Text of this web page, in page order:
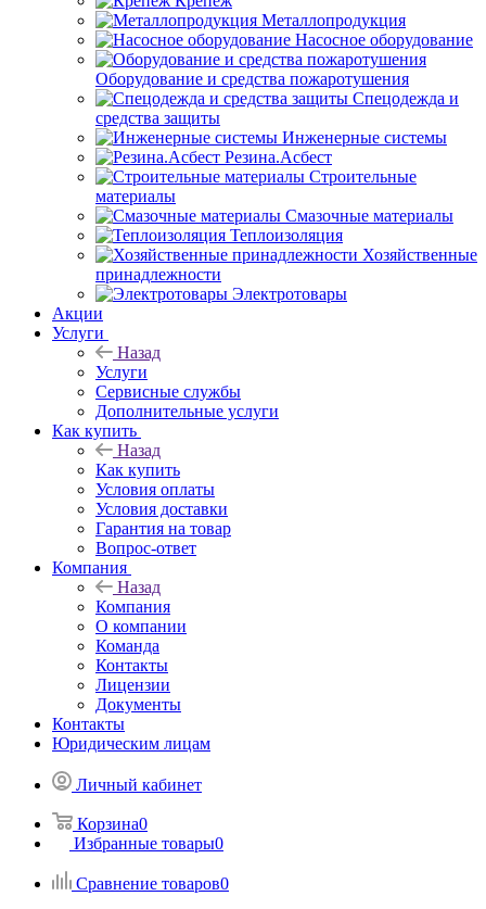
Металлопродукция
Насосное оборудование
Оборудование и средства пожаротушения
Спецодежда и
средства защиты
Инженерные системы
Резина.Асбест
Строительные
материалы
Смазочные материалы
Теплоизоляция
Хозяйственные
принадлежности
Электротовары
Акции
Услуги
Назад
Услуги
Сервисные службы
Дополнительные услуги
Как купить
Назад
Как купить
Условия оплаты
Условия доставки
Гарантия на товар
Вопрос-ответ
Компания
Назад
Компания
О компании
Команда
Контакты
Лицензии
Документы
Контакты
Юридическим лицам
Личный кабинет
Корзина0
Избранные товары0
Сравнение товаров0